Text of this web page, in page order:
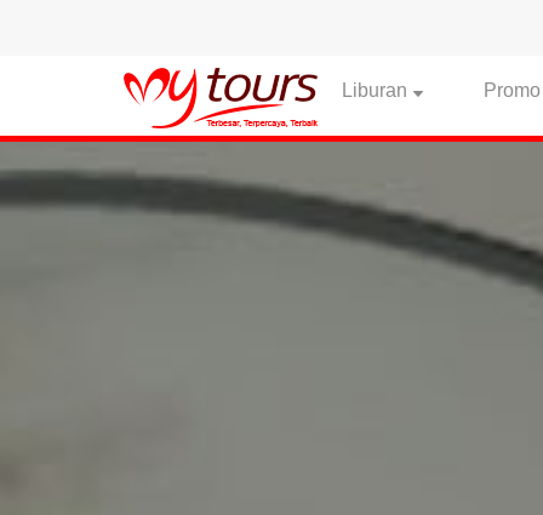
Liburan Promo